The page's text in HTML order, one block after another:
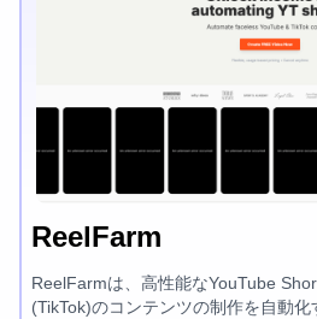
ReelFarm
ReelFarmは、高性能なYouTube
(TikTok)のコンテンツの制作を自動